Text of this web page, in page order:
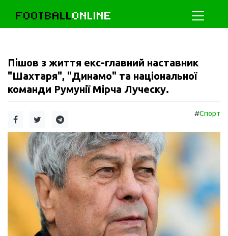
FOOTBALLONLINE
Пішов з життя екс-главний наставник
"Шахтаря", "Динамо" та національної
команди Румунії Мірча Луческу.
#Спорт